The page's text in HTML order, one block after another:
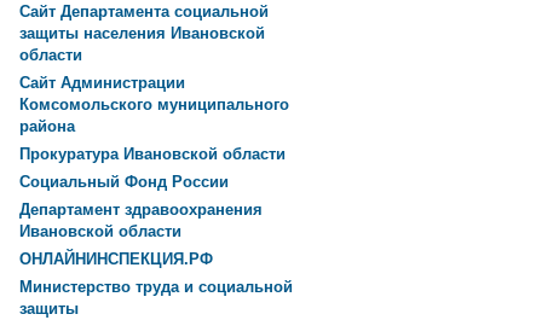
Сайт Департамента социальной
защиты населения Ивановской
области
Сайт Администрации
Комсомольского муниципального
района
Прокуратура Ивановской области
Социальный Фонд России
Департамент здравоохранения
Ивановской области
ОНЛАЙНИНСПЕКЦИЯ.РФ
Министерство труда и социальной
защиты